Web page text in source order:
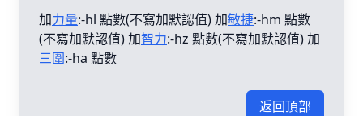
加力量:-hl 點數(不寫加默認值) 加敏捷:-hm 點數
(不寫加默認值) 加智力:-hz 點數(不寫加默認值) 加
三圍:-ha 點數
返回頂部